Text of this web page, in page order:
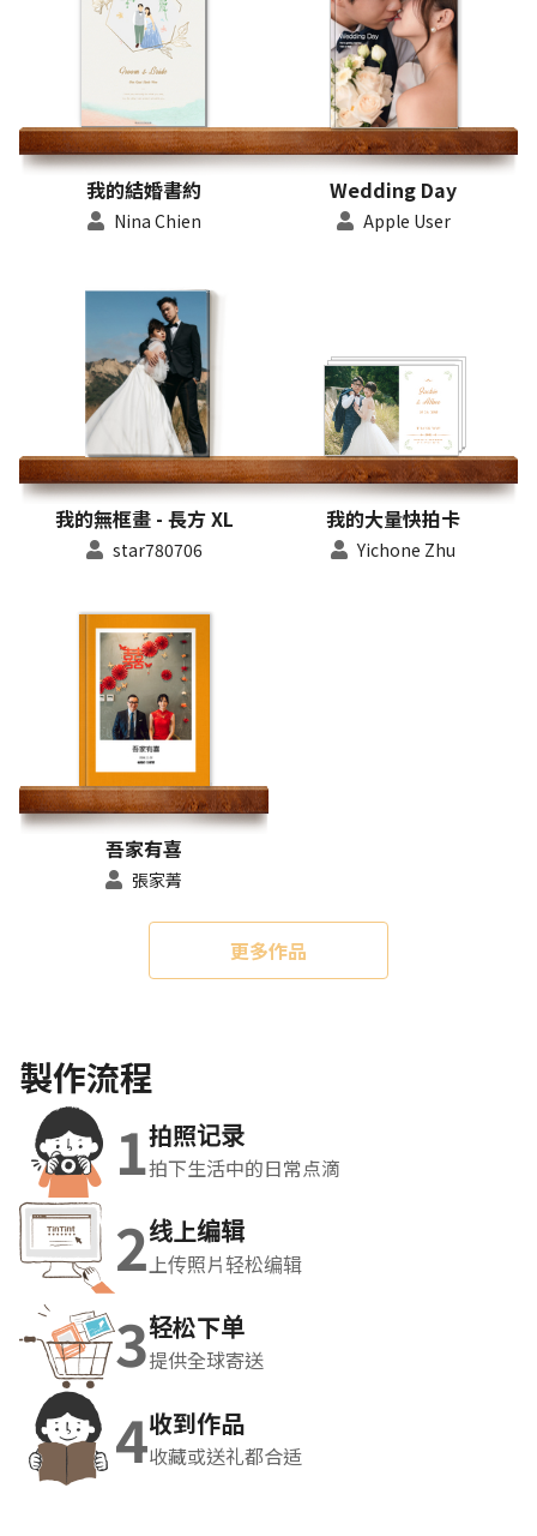
我的結婚書約
Nina Chien
Wedding Day
Apple User
我的無框畫 - 長方 XL
star780706
我的大量快拍卡
Yichone Zhu
吾家有喜
張家菁
更多作品
製作流程
1拍照记录
拍下生活中的日常点滴
2线上编辑
上传照片轻松编辑
3轻松下单
提供全球寄送
4收到作品
收藏或送礼都合适